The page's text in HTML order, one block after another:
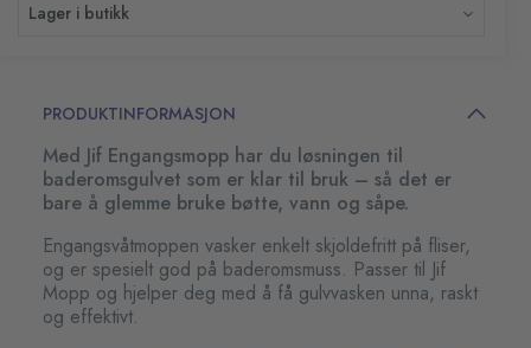
Lager i butikk
PRODUKTINFORMASJON
Med Jif Engangsmopp har du løsningen til
baderomsgulvet som er klar til bruk – så det er
bare å glemme bruke bøtte, vann og såpe.
Engangsvåtmoppen vasker enkelt skjoldefritt på fliser,
og er spesielt god på baderomsmuss. Passer til Jif
Mopp og hjelper deg med å få gulvvasken unna, raskt
og effektivt.